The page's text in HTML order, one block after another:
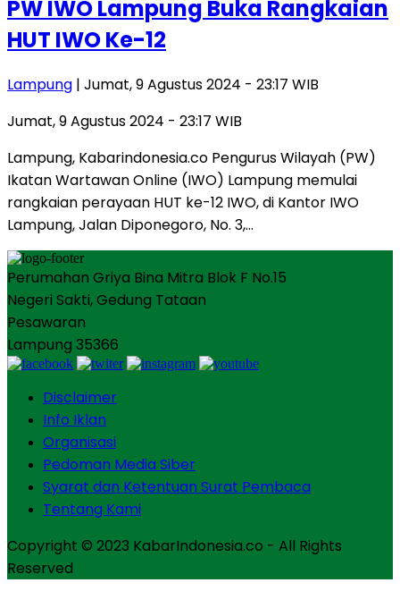
PW IWO Lampung Buka Rangkaian
HUT IWO Ke-12
Lampung | Jumat, 9 Agustus 2024 - 23:17 WIB
Jumat, 9 Agustus 2024 - 23:17 WIB
Lampung, Kabarindonesia.co Pengurus Wilayah (PW)
Ikatan Wartawan Online (IWO) Lampung memulai
rangkaian perayaan HUT ke-12 IWO, di Kantor IWO
Lampung, Jalan Diponegoro, No. 3,…
Perumahan Griya Bina Mitra Blok F No.15
Negeri Sakti, Gedung Tataan
Pesawaran
Lampung 35366
Disclaimer
Info Iklan
Organisasi
Pedoman Media Siber
Syarat dan Ketentuan Surat Pembaca
Tentang Kami
Copyright © 2023 KabarIndonesia.co - All Rights
Reserved